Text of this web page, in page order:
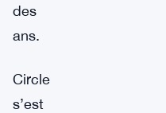
des
ans.
Circle
s’est